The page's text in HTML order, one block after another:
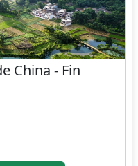
China - Fin